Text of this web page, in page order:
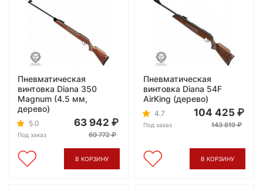
Пневматическая
винтовка Diana 350
Magnum (4.5 мм,
дерево)
5.0
Под заказ
63 942
69 772
В КОРЗИНУ
Пневматическая
винтовка Diana 54F
AirKing (дерево)
4.7
Под заказ
104 425
143 819
В КОРЗИНУ